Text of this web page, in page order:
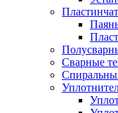
Сварные